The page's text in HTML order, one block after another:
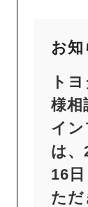
お知
ト
様相
イン
は、
16
ただ